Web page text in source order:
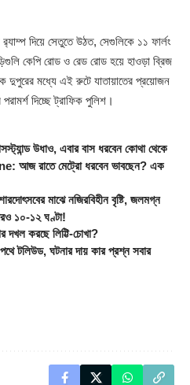
র‍্যাম্প দিয়ে সেতুতে উঠত, সেগুলিকে ১১ ফার্লং
কেপি রোড ও রেড রোড হয়ে হাওড়া ব্রিজ
দুপুরের মধ্যে এই রুটে যাতায়াতের প্রয়োজন
দিচ্ছে ট্রাফিক পুলিশ।
উধাও, এবার বাস ধরবেন কোথা থেকে
রাতে মেট্রো ধরবেন ভাবছেন? এক
মাঝে নজিরবিহীন বৃষ্টি, জলমগ্ন
১০-১২ ঘণ্টা!
করছে লিট্টি-চোখা?
টলিউড, ঘটনার দায় কার প্রশ্ন সবার